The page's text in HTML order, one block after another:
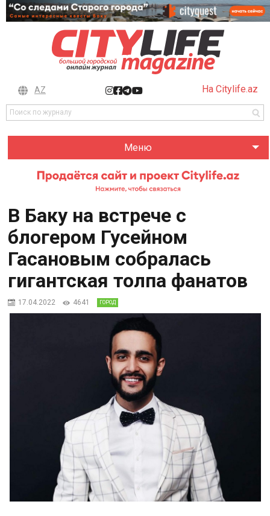
AZ На Citylife.az
Меню
В Баку на встрече с
блогером Гусейном
Гасановым собралась
гигантская толпа фанатов
17.04.2022 4641 ГОРОД